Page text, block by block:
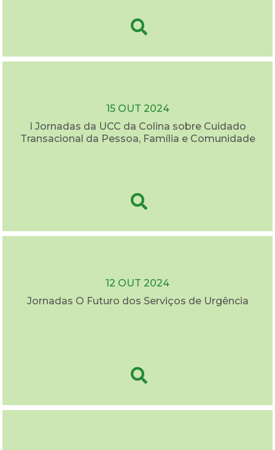
15 OUT 2024
I Jornadas da UCC da Colina sobre Cuidado
Transacional da Pessoa, Família e Comunidade
12 OUT 2024
Jornadas O Futuro dos Serviços de Urgência